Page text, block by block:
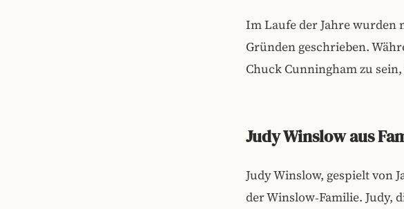
Im Laufe der Jahre wurden
Gründen geschrieben.
Chuck Cunningham zu
Judy Winslow aus
Judy Winslow, gespielt von
der Winslow‑Familie. Judy,